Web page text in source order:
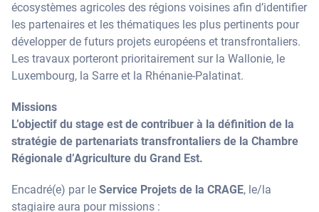
écosystèmes agricoles des régions voisines afin d’identifier
les partenaires et les thématiques les plus pertinents pour
développer de futurs projets européens et transfrontaliers.
Les travaux porteront prioritairement sur la Wallonie, le
Luxembourg, la Sarre et la Rhénanie-Palatinat.
Missions
L’objectif du stage est de contribuer à la définition de la
stratégie de partenariats transfrontaliers de la Chambre
Régionale d’Agriculture du Grand Est.
Encadré(e) par le Service Projets de la CRAGE, le/la
stagiaire aura pour missions :